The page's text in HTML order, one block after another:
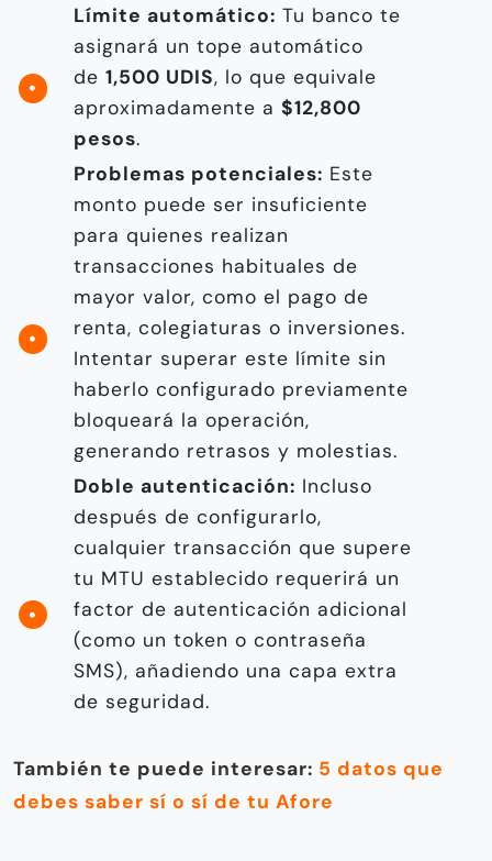
Límite automático: Tu banco te
asignará un tope automático
de 1,500 UDIS, lo que equivale
aproximadamente a $12,800
pesos.
Problemas potenciales: Este
monto puede ser insuficiente
para quienes realizan
transacciones habituales de
mayor valor, como el pago de
renta, colegiaturas o inversiones.
Intentar superar este límite sin
haberlo configurado previamente
bloqueará la operación,
generando retrasos y molestias.
Doble autenticación: Incluso
después de configurarlo,
cualquier transacción que supere
tu MTU establecido requerirá un
factor de autenticación adicional
(como un token o contraseña
SMS), añadiendo una capa extra
de seguridad.
También te puede interesar: 5 datos que
debes saber sí o sí de tu Afore